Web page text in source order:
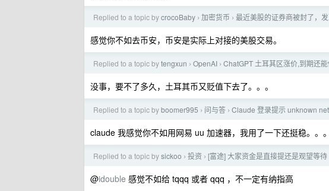
Replied to a topic bycrocoBaby › 加密货币 › 最近美股的证券商被封了，
感觉你不如去币安，币安是实际上对接的美股交易。
Replied to a topic bytengxun › OpenAI › ChatGPT 土耳其区涨价,到期还
没事，要不了多久，土耳其币又贬值下去了。。。
Replied to a topic byboomer995 › 问与答 › Claude 登录提示 unknown
claude 我感觉你不如用网易 uu 加速器，我用了一下还挺稳。。。
Replied to a topic bysickoo › 投资 › [富途] 大家资金是直接提还是观望等待
@idouble 感觉不如给 tqqq 或者 qqq ，不一定有纳指高